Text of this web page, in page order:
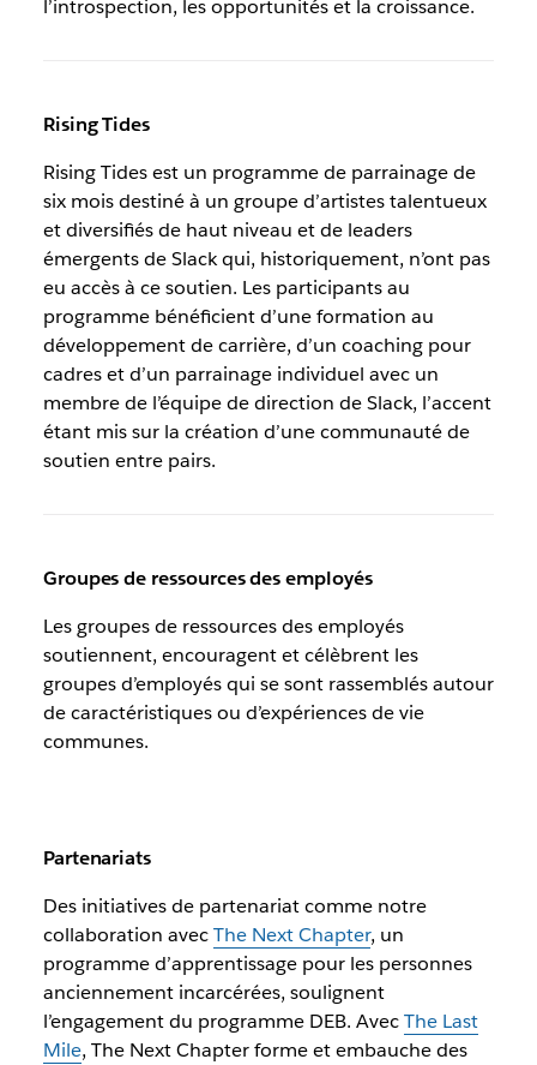
l’introspection, les opportunités et la croissance.
Rising Tides
Rising Tides est un programme de parrainage de
six mois destiné à un groupe d’artistes talentueux
et diversifiés de haut niveau et de leaders
émergents de Slack qui, historiquement, n’ont pas
eu accès à ce soutien. Les participants au
programme bénéficient d’une formation au
développement de carrière, d’un coaching pour
cadres et d’un parrainage individuel avec un
membre de l’équipe de direction de Slack, l’accent
étant mis sur la création d’une communauté de
soutien entre pairs.
Groupes de ressources des employés
Les groupes de ressources des employés
soutiennent, encouragent et célèbrent les
groupes d’employés qui se sont rassemblés autour
de caractéristiques ou d’expériences de vie
communes.
Partenariats
Des initiatives de partenariat comme notre
collaboration avecThe Next Chapter, un
programme d’apprentissage pour les personnes
anciennement incarcérées, soulignent
l’engagement du programme DEB. AvecThe Last
Mile, The Next Chapter forme et embauche des